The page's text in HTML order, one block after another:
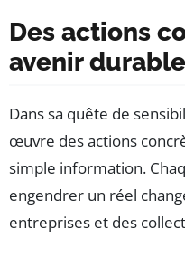
Des actions
avenir durable
Dans sa quête de
œuvre des actions
simple information.
engendrer un réel
entreprises et des